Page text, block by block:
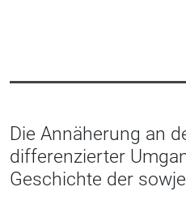
Die Annäherung an
differenzierter
Geschichte der